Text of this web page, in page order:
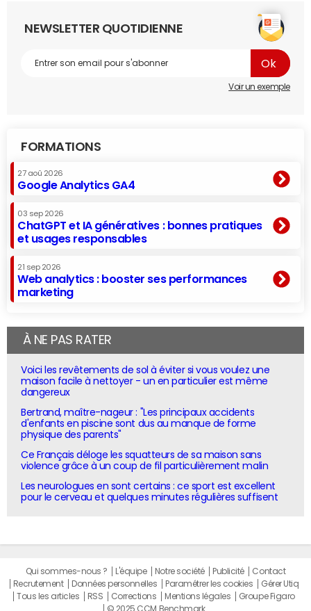
NEWSLETTER QUOTIDIENNE
Voir un exemple
FORMATIONS
27 aoû 2026
Google Analytics GA4
03 sep 2026
ChatGPT et IA génératives : bonnes pratiques
et usages responsables
21 sep 2026
Web analytics : booster ses performances
marketing
À NE PAS RATER
Voici les revêtements de sol à éviter si vous voulez une
maison facile à nettoyer - un en particulier est même
dangereux
Bertrand, maître-nageur : "Les principaux accidents
d'enfants en piscine sont dus au manque de forme
physique des parents"
Ce Français déloge les squatteurs de sa maison sans
violence grâce à un coup de fil particulièrement malin
Les neurologues en sont certains : ce sport est excellent
pour le cerveau et quelques minutes régulières suffisent
Qui sommes-nous ? L'équipe Notre société Publicité
Contact
Recrutement
Données personnelles Paramétrer les cookies
Gérer Utiq
Tous les articles
RSS Corrections Mentions légales
Groupe Figaro
© 2025 CCM Benchmark